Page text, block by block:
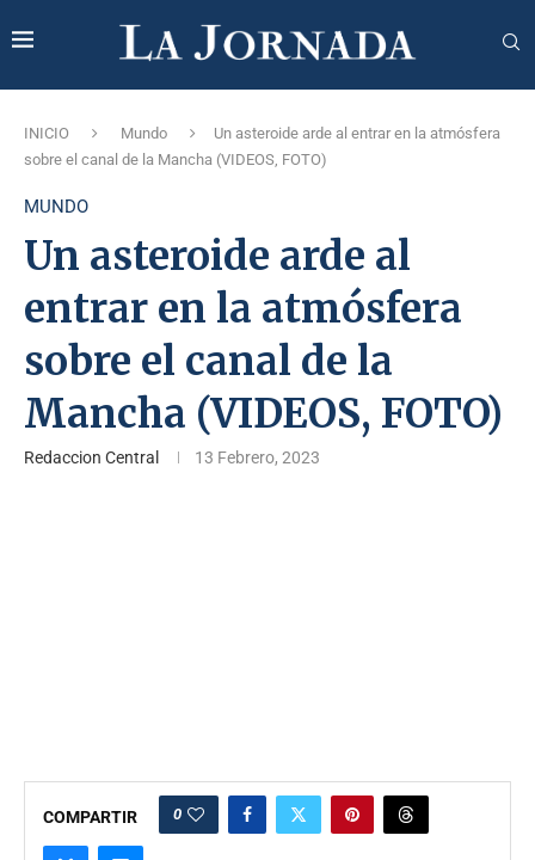
INICIO Mundo
Un asteroide arde al entrar en la atmósfera
sobre el canal de la Mancha (VIDEOS, FOTO)
MUNDO
Un asteroide arde al
entrar en la atmósfera
sobre el canal de la
Mancha (VIDEOS, FOTO)
Redaccion Central 13 Febrero, 2023
COMPARTIR 0